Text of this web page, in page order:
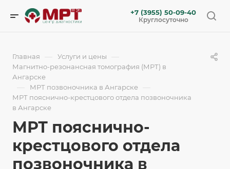
+7 (3955) 50-09-40
Круглосуточно
Главная — Услуги и цены —
Магнитно-резонансная томография (МРТ) в
Ангарске
— МРТ позвоночника в Ангарске —
МРТ пояснично-крестцового отдела позвоночника
в Ангарске
МРТ пояснично-
крестцового отдела
позвоночника в